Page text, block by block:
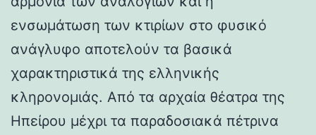
ενσωμάτωση των κτιρίων στο φυσικό
ανάγλυφο αποτελούν τα βασικά
χαρακτηριστικά της ελληνικής
κληρονομιάς. Από τα αρχαία θέατρα της
Ηπείρου μέχρι τα παραδοσιακά πέτρινα